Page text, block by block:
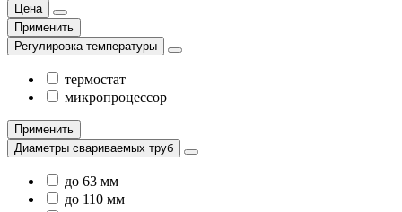
Цена
Применить
Регулировка температуры
термостат
микропроцессор
Применить
Диаметры свариваемых труб
до 63 мм
до 110 мм